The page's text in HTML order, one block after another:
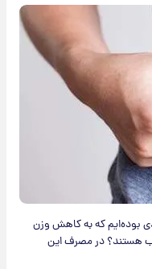
بوده‌ایم که به کاهش وزن
هستند؟ در مصرف این